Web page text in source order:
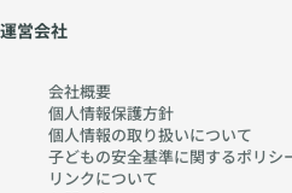
運営会社
会社概要
個人情報保護方針
個人情報の取り扱いについて
子どもの安全基準に関するポリシ
リンクについて